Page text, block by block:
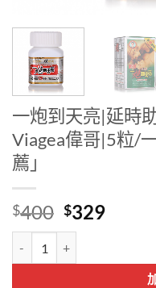
一炮到天亮|延時
Viagea偉哥|5粒/
薦」
$400 Original
price
was:
$400.
$329
$329.